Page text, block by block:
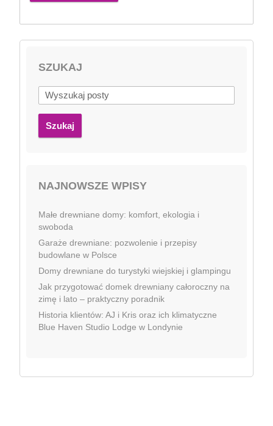
SZUKAJ
Szukaj
NAJNOWSZE WPISY
Małe drewniane domy: komfort, ekologia i
swoboda
Garaże drewniane: pozwolenie i przepisy
budowlane w Polsce
Domy drewniane do turystyki wiejskiej i glampingu
Jak przygotować domek drewniany całoroczny na
zimę i lato – praktyczny poradnik
Historia klientów: AJ i Kris oraz ich klimatyczne
Blue Haven Studio Lodge w Londynie